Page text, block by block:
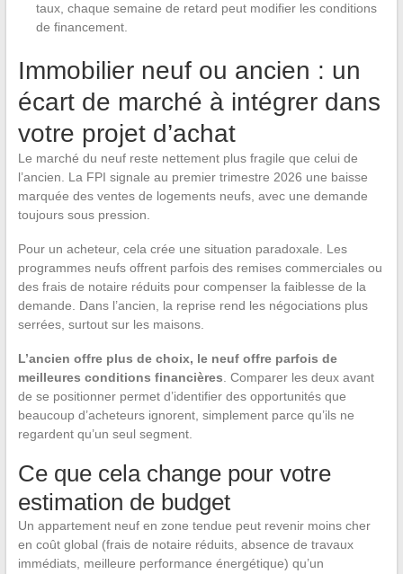
taux, chaque semaine de retard peut modifier les conditions
de financement.
Immobilier neuf ou ancien : un
écart de marché à intégrer dans
votre projet d’achat
Le marché du neuf reste nettement plus fragile que celui de
l’ancien. La FPI signale au premier trimestre 2026 une baisse
marquée des ventes de logements neufs, avec une demande
toujours sous pression.
Pour un acheteur, cela crée une situation paradoxale. Les
programmes neufs offrent parfois des remises commerciales ou
des frais de notaire réduits pour compenser la faiblesse de la
demande. Dans l’ancien, la reprise rend les négociations plus
serrées, surtout sur les maisons.
L’ancien offre plus de choix, le neuf offre parfois de
meilleures conditions financières. Comparer les deux avant
de se positionner permet d’identifier des opportunités que
beaucoup d’acheteurs ignorent, simplement parce qu’ils ne
regardent qu’un seul segment.
Ce que cela change pour votre
estimation de budget
Un appartement neuf en zone tendue peut revenir moins cher
en coût global (frais de notaire réduits, absence de travaux
immédiats, meilleure performance énergétique) qu’un